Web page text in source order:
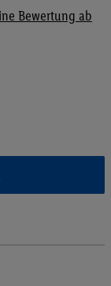
Bewertung ab